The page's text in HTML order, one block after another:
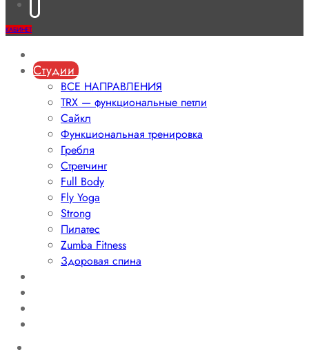
КАБИНЕТ
Студии
ВСЕ НАПРАВЛЕНИЯ
TRX — функциональные петли
Сайкл
Функциональная тренировка
Гребля
Стретчинг
Full Body
Fly Yoga
Strong
Пилатес
Zumba Fitness
Здоровая спина